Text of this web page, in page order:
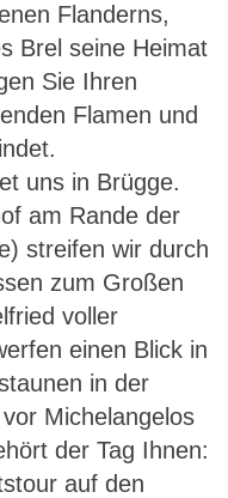
Flanderns,
Brel seine Heimat
Sie Ihren
Flamen und
uns in Brügge.
am Rande der
streifen wir durch
zum Großen
voller
einen Blick in
in der
Michelangelos
der Tag Ihnen:
auf den